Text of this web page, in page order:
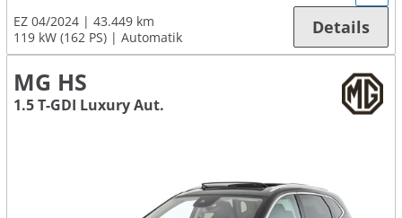
EZ 04/2024
43.449 km
119 kW (162 PS)
Automatik Details
MG HS
1.5 T-GDI Luxury Aut.